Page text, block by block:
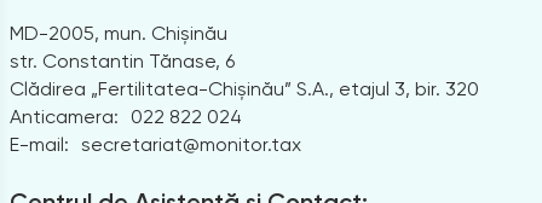
MD-2005, mun. Chișinău
str. Constantin Tănase, 6
Clădirea „Fertilitatea-Chișinău” S.A., etajul 3, bir. 320
Anticamera:
022 822 024
E-mail: secretariat@monitor.tax